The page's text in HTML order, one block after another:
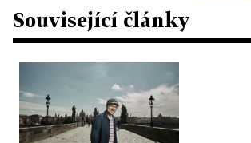
Související články